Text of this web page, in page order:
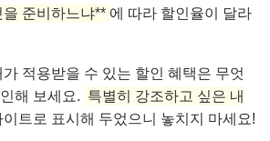
준비하느냐** 에 따라 할인율이 달라
적용받을 수 있는 할인 혜택은 무엇
해 보세요. 특별히 강조하고 싶은 내
트로 표시해 두었으니 놓치지 마세요!